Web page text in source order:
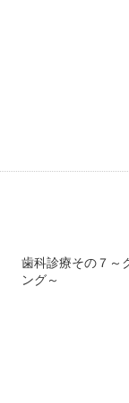
歯科診療その７～
ング～